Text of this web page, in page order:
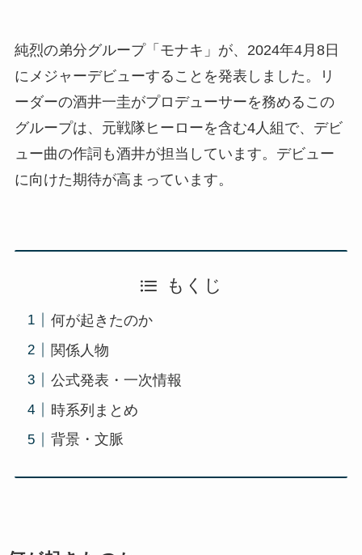
純烈の弟分グループ「モナキ」が、2024年4月8日
にメジャーデビューすることを発表しました。リ
ーダーの酒井一圭がプロデューサーを務めるこの
グループは、元戦隊ヒーローを含む4人組で、デビ
ュー曲の作詞も酒井が担当しています。デビュー
に向けた期待が高まっています。
もくじ
何が起きたのか
関係人物
公式発表・一次情報
時系列まとめ
背景・文脈